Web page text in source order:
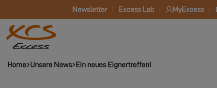
Newsletter Excess Lab MyExcess
Home Unsere News Ein neues Eignertreffen!